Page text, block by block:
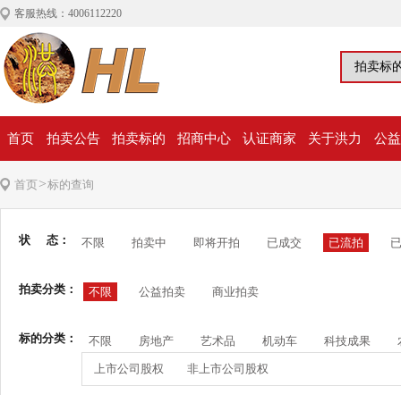
客服热线：4006112220
首页 拍卖公告 拍卖标的 招商中心 认证商家 关于洪力 公
首页>标的查询
状 态： 不限 拍卖中 即将开拍 已成交 已流拍
拍卖分类： 不限 公益拍卖 商业拍卖
标的分类： 不限 房地产 艺术品 机动车 科技成果
上市公司股权 非上市公司股权